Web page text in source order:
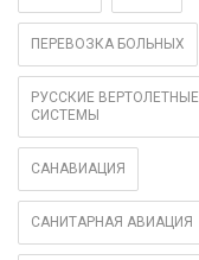
ПЕРЕВОЗКА БОЛЬНЫХ
РУССКИЕ ВЕРТОЛЕТНЫЕ
СИСТЕМЫ
САНАВИАЦИЯ
САНИТАРНАЯ АВИАЦИЯ